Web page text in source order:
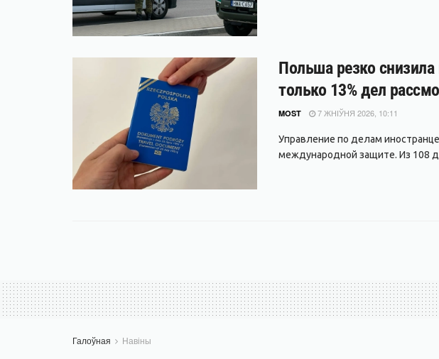
Польша резко
только 13% дел
MOST 7 ЖНІЎНЯ 2026, 10:11
Управление по делам
международной защите. Из 108
Галоўная Навіны